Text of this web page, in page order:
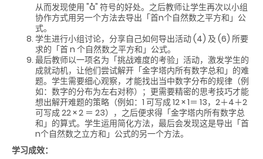
从而发现使用 "å" 符号的好处。之后教师让学生再次以小组
协作方式用另一个方法去导出「首n个自然数之平方和」公
式。
学生进行小组讨论，分享自己如何导出活动 (4) 及 (6) 所要
求的「首 n 个自然数之平方和」公式。
最后教师以一项名为「挑战难度的考验」活动，激发学生的
成就动机，让他们尝试解开「金字塔内所有数字总和」的难
题。学生需要细心观察，才能找出当中数字分布的规律（例
如：数字的分布为左右对称）；更需要精密的思考技巧才能
想出解开难题的策略（例如：1 可写成 12 × 1＝ 13，2＋4＋2
可写成 22 × 2 ＝ 23），之后便求得「金字塔内所有数字总
和」的算式。学生运用简化方法，最后会发现这是导出「首
n个自然数之立方和」公式的另一个方法。
学习成效：